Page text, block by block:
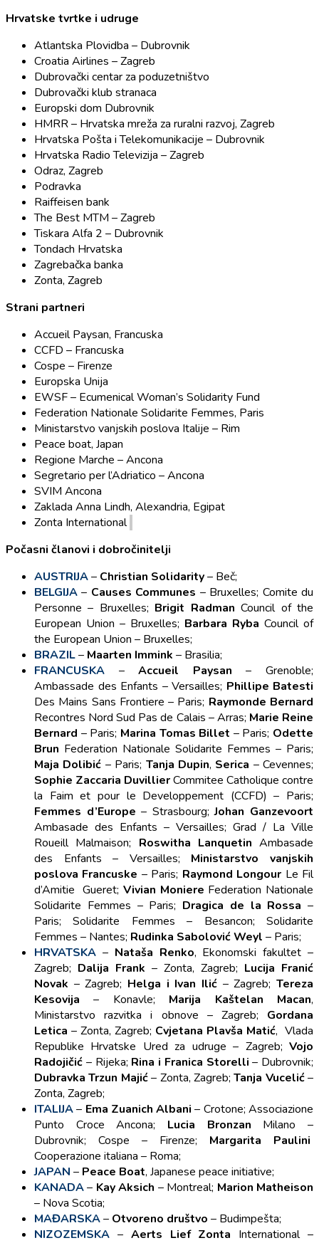
Hrvatske tvrtke i udruge
Atlantska Plovidba – Dubrovnik
Croatia Airlines – Zagreb
Dubrovački centar za poduzetništvo
Dubrovački klub stranaca
Europski dom Dubrovnik
HMRR – Hrvatska mreža za ruralni razvoj, Zagreb
Hrvatska Pošta i Telekomunikacije – Dubrovnik
Hrvatska Radio Televizija – Zagreb
Odraz, Zagreb
Podravka
Raiffeisen bank
The Best MTM – Zagreb
Tiskara Alfa 2 – Dubrovnik
Tondach Hrvatska
Zagrebačka banka
Zonta, Zagreb
Strani partneri
Accueil Paysan, Francuska
CCFD – Francuska
Cospe – Firenze
Europska Unija
EWSF – Ecumenical Woman’s Solidarity Fund
Federation Nationale Solidarite Femmes, Paris
Ministarstvo vanjskih poslova Italije – Rim
Peace boat, Japan
Regione Marche – Ancona
Segretario per l’Adriatico – Ancona
SVIM Ancona
Zaklada Anna Lindh, Alexandria, Egipat
Zonta International
Počasni članovi i dobročinitelji
AUSTRIJA– Christian Solidarity– Beč;
BELGIJA – Causes Communes – Bruxelles; Comite du
Personne – Bruxelles; Brigit Radman Council of the
European Union – Bruxelles; Barbara Ryba Council of
the European Union – Bruxelles;
BRAZIL– Maarten Immink – Brasilia;
FRANCUSKA –Accueil Paysan – Grenoble;
Ambassade des Enfants – Versailles; Phillipe Batesti
Des Mains Sans Frontiere – Paris; Raymonde Bernard
Recontres Nord Sud Pas de Calais – Arras; Marie Reine
Bernard – Paris; Marina Tomas Billet – Paris; Odette
Brun Federation Nationale Solidarite Femmes – Paris;
Maja Dolibić – Paris; Tanja Dupin, Serica – Cevennes;
Sophie Zaccaria DuvillierCommitee Catholique contre
la Faim et pour le Developpement (CCFD) – Paris;
Femmes d’Europe – Strasbourg;Johan Ganzevoort
Ambasade des Enfants – Versailles; Grad / La Ville
Roueill Malmaison; Roswitha Lanquetin Ambasade
des Enfants – Versailles; Ministarstvo vanjskih
poslova Francuske – Paris; Raymond Longour Le Fil
d’Amitie Gueret; Vivian Moniere Federation Nationale
Solidarite Femmes – Paris; Dragica de la Rossa –
Paris; Solidarite Femmes – Besancon; Solidarite
Femmes – Nantes; Rudinka Sabolović Weyl – Paris;
HRVATSKA – Nataša Renko, Ekonomski fakultet –
Zagreb; Dalija Frank – Zonta, Zagreb; Lucija Franić
Novak – Zagreb; Helga i Ivan Ilić – Zagreb; Tereza
Kesovija – Konavle; Marija Kaštelan Macan,
Ministarstvo razvitka i obnove – Zagreb; Gordana
Letica – Zonta, Zagreb; Cvjetana Plavša Matić, Vlada
Republike Hrvatske Ured za udruge – Zagreb; Vojo
Radojičić – Rijeka; Rina i Franica Storelli – Dubrovnik;
Dubravka Trzun Majić– Zonta, Zagreb;Tanja Vucelić–
Zonta, Zagreb;
ITALIJA– Ema Zuanich Albani – Crotone; Associazione
Punto Croce Ancona; Lucia Bronzan Milano –
Dubrovnik; Cospe – Firenze; Margarita Paulini
Cooperazione italiana – Roma;
JAPAN – Peace Boat, Japanese peace initiative;
KANADA– Kay Aksich – Montreal; Marion Matheison
– Nova Scotia;
MAĐARSKA– Otvoreno društvo – Budimpešta;
NIZOZEMSKA – Aerts Lief Zonta International –